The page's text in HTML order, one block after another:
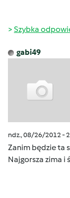
Szybka
gabi49
ndz., 08/26/2012 -
Zanim będzie ta
Najgorsza zima i